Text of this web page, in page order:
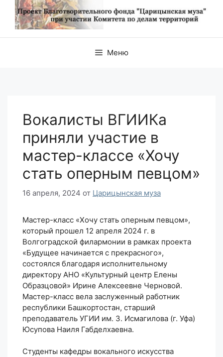
Меню
Вокалисты ВГИИКа
приняли участие в
мастер-классе «Хочу
стать оперным певцом»
16 апреля, 2024 от Царицынская муза
Мастер-класс «Хочу стать оперным певцом»,
который прошел 12 апреля 2024 г. в
Волгоградской филармонии в рамках проекта
«Будущее начинается с прекрасного»,
состоялся благодаря исполнительному
директору АНО «Культурный центр Елены
Образцовой» Ирине Алексеевне Черновой.
Мастер-класс вела заслуженный работник
республики Башкортостан, старший
преподаватель УГИИ им. З. Исмагилова (г. Уфа)
Юсупова Наиля Габделхаевна.
Студенты кафедры вокального искусства